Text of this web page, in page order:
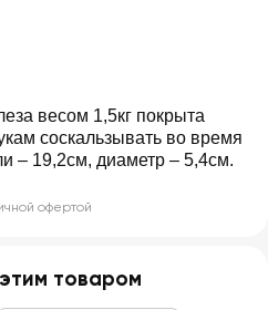
весом 1,5кг покрыта
соскальзывать во время
– 19,2см, диаметр – 5,4см.
офертой
товаром